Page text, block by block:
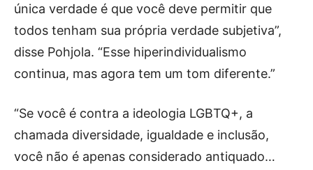
única verdade é que você deve permitir que
todos tenham sua própria verdade subjetiva”,
disse Pohjola. “Esse hiperindividualismo
continua, mas agora tem um tom diferente.”
“Se você é contra a ideologia LGBTQ+, a
chamada diversidade, igualdade e inclusão,
você não é apenas considerado antiquado…